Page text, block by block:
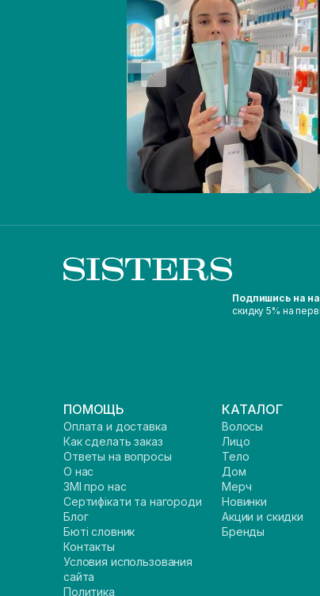
Подпишись на
скидку 5% на
ПОМОЩЬ
Оплата и доставка
Как сделать заказ
Ответы на вопросы
О нас
ЗМІ про нас
Сертифікати та нагороди
Блог
Бюті словник
Контакты
Условия использования
сайта
Политика
КАТАЛОГ
Волосы
Лицо
Тело
Дом
Мерч
Новинки
Акции и скидки
Бренды